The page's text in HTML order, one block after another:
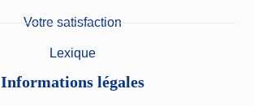
Votre satisfaction
Lexique
Informations légales